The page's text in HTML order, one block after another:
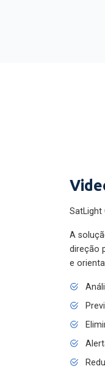
A
direção
e